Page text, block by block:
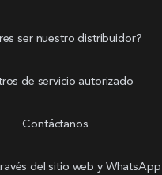
ser nuestro distribuidor?
de servicio autorizado
Contáctanos
del sitio web y WhatsApp